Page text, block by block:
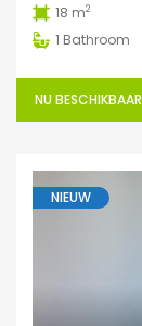
18 m2
1 Bathroom
NU BESCHIKBAAR
NIEUW